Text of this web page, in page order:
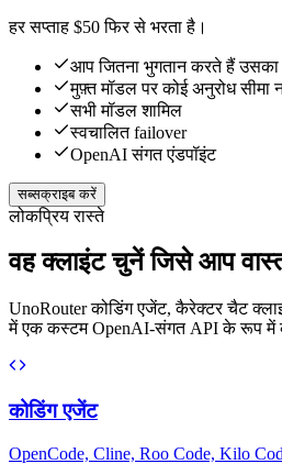
हर सप्ताह $50 फिर से भरता है।
आप जितना भुगतान करते हैं उसका
मुफ़्त मॉडल पर कोई अनुरोध सीमा
सभी मॉडल शामिल
स्वचालित failover
OpenAI संगत एंडपॉइंट
सब्सक्राइब करें
लोकप्रिय रास्ते
वह क्लाइंट चुनें जिसे आप
UnoRouter कोडिंग एजेंट, कैरेक्टर चैट
में एक कस्टम OpenAI-संगत API के रूप में
कोडिंग एजेंट
OpenCode, Cline, Roo Code, Kilo